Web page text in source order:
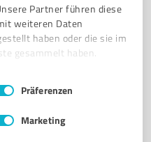
Partner führen diese
weiteren Daten
haben oder die sie im
gesammelt haben.
Präferenzen
Marketing
werden?